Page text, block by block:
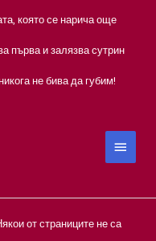
която се нарича още
първа и залязва сутрин
не бива да губим!
MAIN
от страниците не са